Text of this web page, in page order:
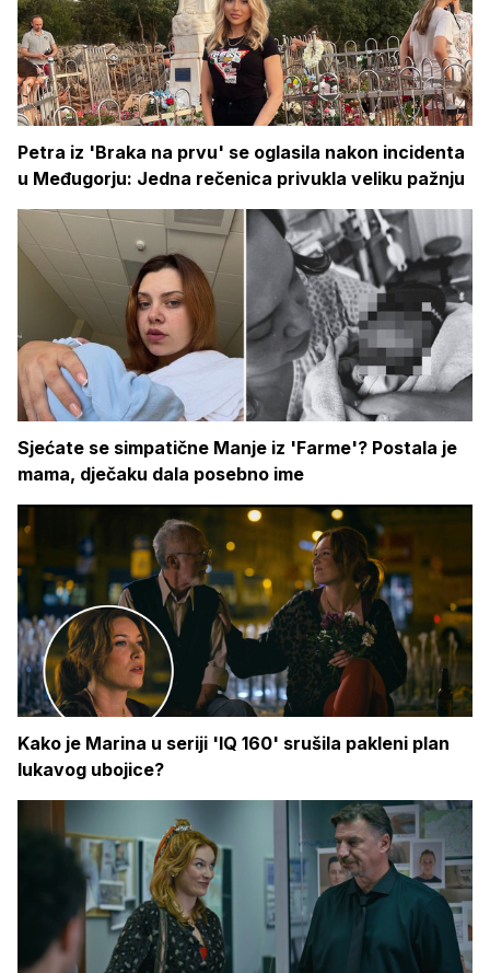
Petra iz 'Braka na prvu' se oglasila nakon incidenta
u Međugorju: Jedna rečenica privukla veliku pažnju
Sjećate se simpatične Manje iz 'Farme'? Postala je
mama, dječaku dala posebno ime
Kako je Marina u seriji 'IQ 160' srušila pakleni plan
lukavog ubojice?